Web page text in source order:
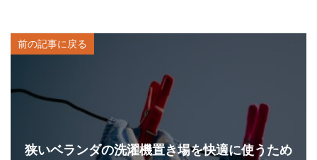
前の記事に戻る
狭いベランダの洗濯機置き場を快適に使うため